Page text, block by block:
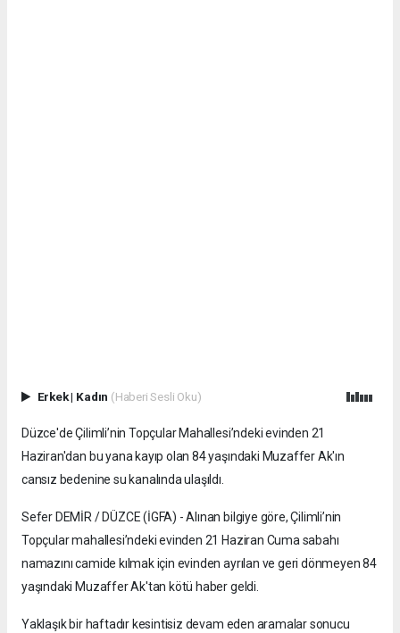
Erkek| Kadın (Haberi Sesli Oku)
Düzce'de Çilimli’nin Topçular Mahallesi’ndeki evinden 21
Haziran'dan bu yana kayıp olan 84 yaşındaki Muzaffer Ak'ın
cansız bedenine su kanalında ulaşıldı.
Sefer DEMİR / DÜZCE (İGFA) - Alınan bilgiye göre, Çilimli’nin
Topçular mahallesi’ndeki evinden 21 Haziran Cuma sabahı
namazını camide kılmak için evinden ayrılan ve geri dönmeyen 84
yaşındaki Muzaffer Ak'tan kötü haber geldi.
Yaklaşık bir haftadır kesintisiz devam eden aramalar sonucu